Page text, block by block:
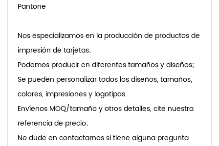
Pantone
Nos especializamos en la producción de productos de
impresión de tarjetas;
Podemos producir en diferentes tamaños y diseños;
Se pueden personalizar todos los diseños, tamaños,
colores, impresiones y logotipos.
Envíenos MOQ/tamaño y otros detalles, cite nuestra
referencia de precio;
No dude en contactarnos si tiene alguna pregunta